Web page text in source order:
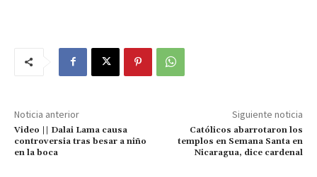
Noticia anterior
Video || Dalai Lama causa
controversia tras besar a niño
en la boca
Siguiente noticia
Católicos abarrotaron los
templos en Semana Santa en
Nicaragua, dice cardenal